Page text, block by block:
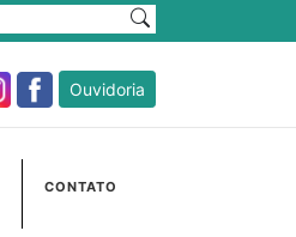
Ouvidoria
CONTATO